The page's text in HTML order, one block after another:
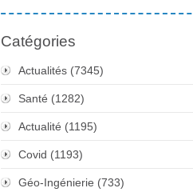
Catégories
Actualités (7345)
Santé (1282)
Actualité (1195)
Covid (1193)
Géo-Ingénierie (733)